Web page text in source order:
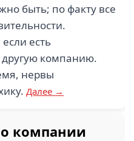
быть; по факту все
есть
компанию.
нервы
Далее →
компании